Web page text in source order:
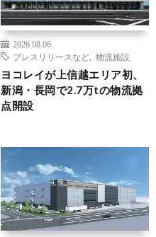
2026.08.06
プレスリリースなど
物流施設
ヨコレイが上信越エリア初、
新潟・長岡で2.7万tの物流拠
点開設